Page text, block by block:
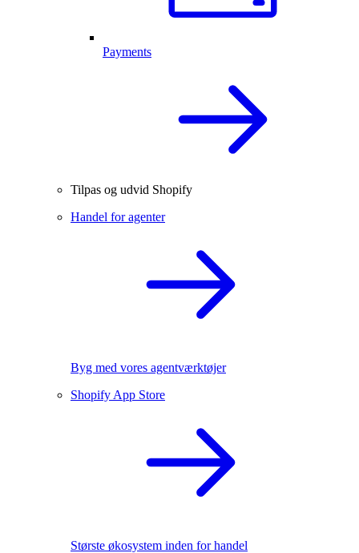
Payments
Tilpas og udvid Shopify
Handel for agenter
Byg med vores agentværktøjer
Shopify App Store
Største økosystem inden for handel